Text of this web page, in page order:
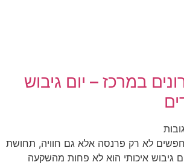
במרכז – יום גיבוש
לא רק פרנסה אלא גם חוויה, תחושת
יום גיבוש איכותי הוא לא פחות מהשקעה